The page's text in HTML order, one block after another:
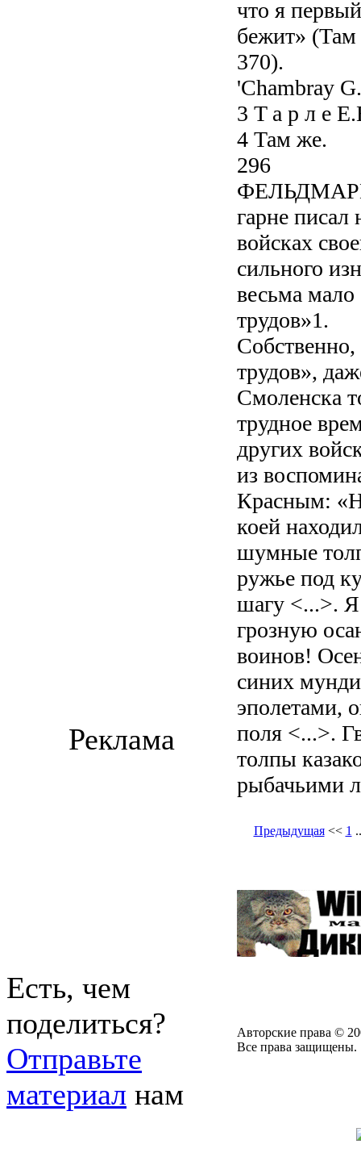
что я
бежит»
370).
'Chambray
3 T а р л е
4 Там же.
296
гарне писал
войсках
сильного
весьма
трудов»1.
трудов»,
Смоленска
трудное
других
из
Красным:
коей
шумные
ружье под
шагу <...>. Я
грозную
воинов!
синих
эполетами,
поля <...>.
толпы
рыбачьими
Предыдущая<< 1
Реклама
Есть, чем
поделиться?
Отправьте
материал нам
Авторские права ©
Все права защищены.